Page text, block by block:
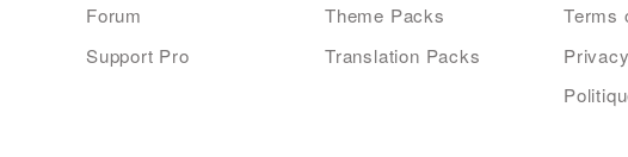
Forum
Support Pro
Theme Packs
Translation Packs
Terms